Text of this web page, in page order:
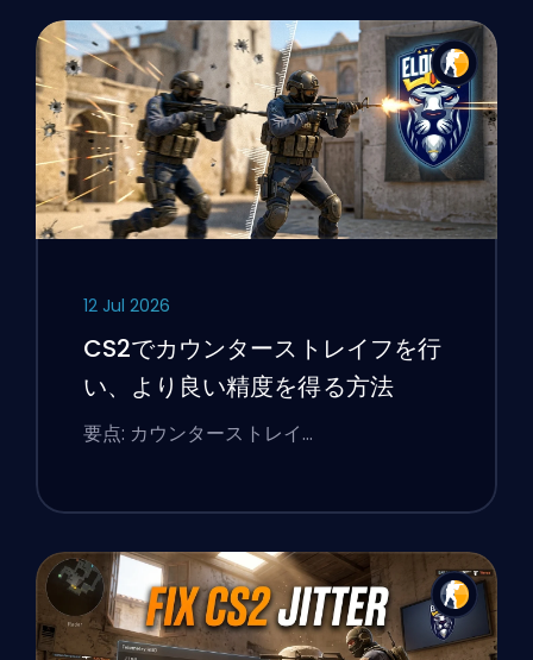
12 Jul 2026
CS2でカウンターストレイフを行
い、より良い精度を得る方法
要点: カウンターストレイ…